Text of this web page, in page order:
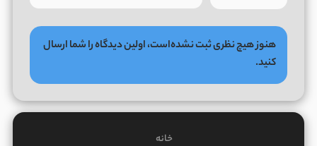
هنوز هیچ نظری ثبت نشده‌است، اولین دیدگاه را شما ارسال
کنید.
خانه